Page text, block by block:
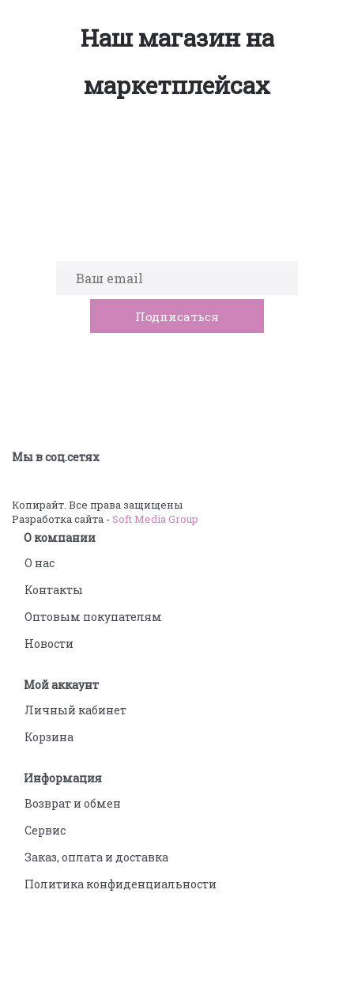
Наш магазин на
маркетплейсах
Мы в соц.сетях
Копирайт. Все права защищены
Разработка сайта - Soft Media Group
О компании
О нас
Контакты
Оптовым покупателям
Новости
Мой аккаунт
Личный кабинет
Корзина
Информация
Возврат и обмен
Сервис
Заказ, оплата и доставка
Политика конфиденциальности